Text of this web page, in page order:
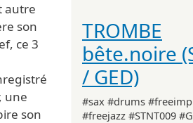
autre
son
ce 3
une
son
TROMBE
bête.noire
/ GED)
#sax #drums
#freejazz #STNT009